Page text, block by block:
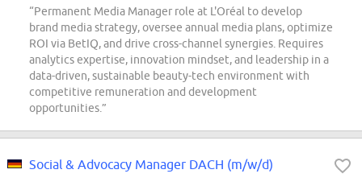
“Permanent Media Manager role at L'Oréal to develop
brand media strategy, oversee annual media plans, optimize
ROI via BetIQ, and drive cross-channel synergies. Requires
analytics expertise, innovation mindset, and leadership in a
data-driven, sustainable beauty-tech environment with
competitive remuneration and development
opportunities.”
Social & Advocacy Manager DACH (m/w/d)